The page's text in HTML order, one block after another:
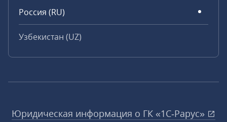
Россия (RU)
Узбекистан (UZ)
Юридическая информация о ГК «1С‑Рарус»